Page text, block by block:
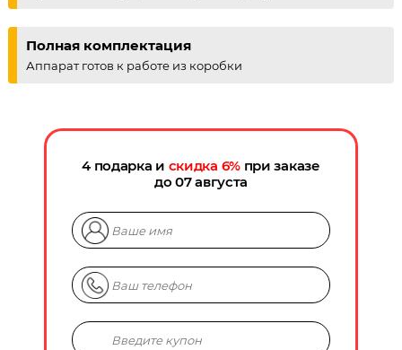
Полная комплектация
Аппарат готов к работе из коробки
4 подарка и скидка 6%при заказе